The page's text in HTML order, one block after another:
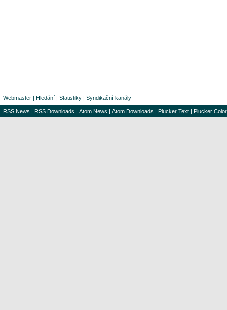
Webmaster | Hledání | Statistiky | Syndikační kanály
RSS News | RSS Downloads | Atom News | Atom Downloads | Plucker Text | Plucker Color